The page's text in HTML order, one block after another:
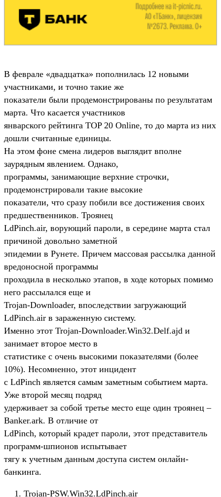
В феврале «двадцатка» пополнилась 12 новыми
участниками, и точно такие же
показатели были продемонстрированы по результатам
марта. Что касается участников
январского рейтинга TOP 20 Online, то до марта из них
дошли считанные единицы.
На этом фоне смена лидеров выглядит вполне
заурядным явлением. Однако,
программы, занимающие верхние строчки,
продемонстрировали такие высокие
показатели, что сразу побили все достижения своих
предшественников. Троянец
LdPinch.air, ворующий пароли, в середине марта стал
причиной довольно заметной
эпидемии в Рунете. Причем массовая рассылка данной
вредоносной программы
проходила в несколько этапов, в ходе которых помимо
него рассылался еще и
Trojan-Downloader, впоследствии загружающий
LdPinch.air в зараженную систему.
Именно этот Trojan-Downloader.Win32.Delf.ajd и
занимает второе место в
статистике с очень высокими показателями (более
10%). Несомненно, этот инцидент
с LdPinch является самым заметным событием марта.
Уже второй месяц подряд
удерживает за собой третье место еще один троянец –
Banker.ark. В отличие от
LdPinch, который крадет пароли, этот представитель
программ-шпионов испытывает
тягу к учетным данным доступа систем онлайн-
банкинга.
Trojan-PSW.Win32.LdPinch.air